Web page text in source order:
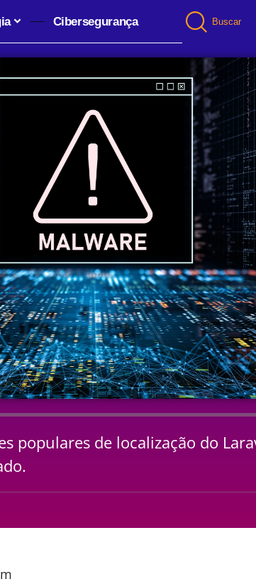
Cibersegurança Buscar
populares de localização do